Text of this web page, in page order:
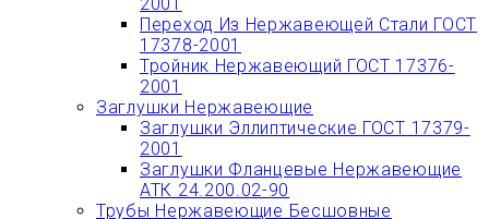
Переход Из Нержавеющей Стали ГОСТ
17378-2001
Тройник Нержавеющий ГОСТ 17376-
2001
Заглушки Нержавеющие
Заглушки Эллиптические ГОСТ 17379-
2001
Заглушки Фланцевые Нержавеющие
АТК 24.200.02-90
Трубы Нержавеющие Бесшовные